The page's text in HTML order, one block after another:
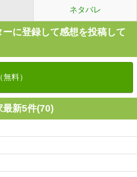
ネタバレ
に登録して感想を投稿して
料）
最新5件(70)